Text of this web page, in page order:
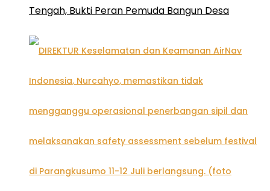
Tengah, Bukti Peran Pemuda Bangun Desa